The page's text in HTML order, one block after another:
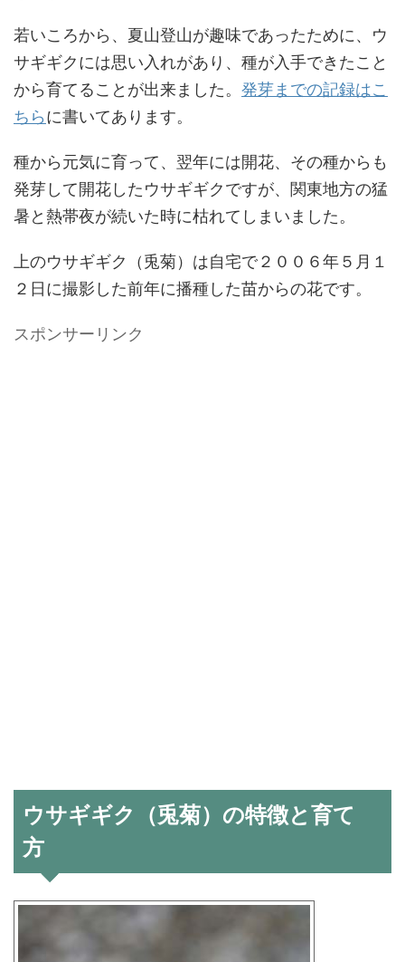
若いころから、夏山登山が趣味であったために、ウ
サギギクには思い入れがあり、種が入手できたこと
から育てることが出来ました。 発芽までの記録はこ
ちらに書いてあります。
種から元気に育って、翌年には開花、その種からも
発芽して開花したウサギギクですが、関東地方の猛
暑と熱帯夜が続いた時に枯れてしまいました。
上のウサギギク（兎菊）は自宅で２００６年５月１
２日に撮影した前年に播種した苗からの花です。
スポンサーリンク
ウサギギク（兎菊）の特徴と育て
方